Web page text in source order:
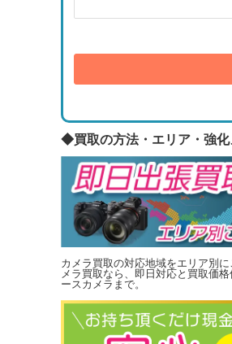
◆買取の方法・エリア・強化
カメラ買取の対応地域をエリア別に
メラ買取なら、即日対応と買取価
ースカメラまで。